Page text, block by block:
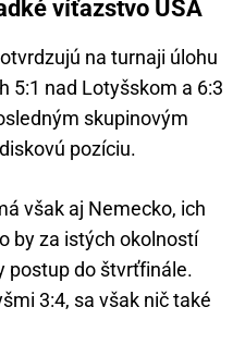
víťazstvo USA
na turnaji úlohu
5:1 nad Lotyšskom a 6:3
skupinovým
pozíciu.
však aj Nemecko, ich
by za istých okolností
postup do štvrťfinále.
3:4, sa však nič také